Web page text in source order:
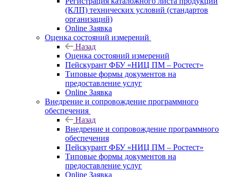
(КЛП) технических условий (стандартов
организаций)
Online Заявка
Оценка состояний измерений
Назад
Оценка состояний измерений
Пейскурант ФБУ «НИЦ ПМ – Ростест»
Типовые формы документов на
предоставление услуг
Online Заявка
Внедрение и сопровождение программного
обеспечения
Назад
Внедрение и сопровождение программного
обеспечения
Пейскурант ФБУ «НИЦ ПМ – Ростест»
Типовые формы документов на
предоставление услуг
Online Заявка